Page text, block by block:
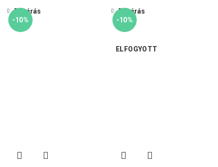
-10%
Bezárás
-10%
ELFOGYOTT
Bezárás